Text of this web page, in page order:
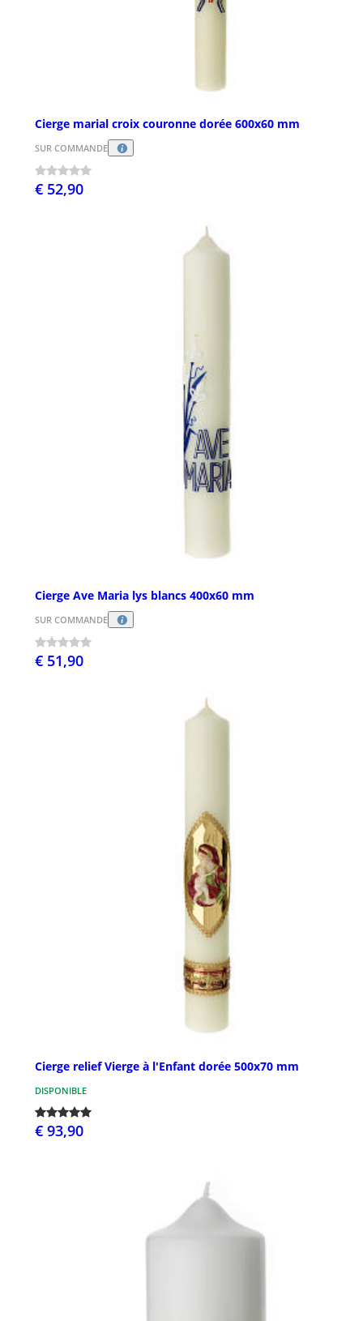
Cierge marial croix couronne dorée 600x60 mm
SUR COMMANDE
€ 52,90
Cierge Ave Maria lys blancs 400x60 mm
SUR COMMANDE
€ 51,90
Cierge relief Vierge à l'Enfant dorée 500x70 mm
DISPONIBLE
€ 93,90